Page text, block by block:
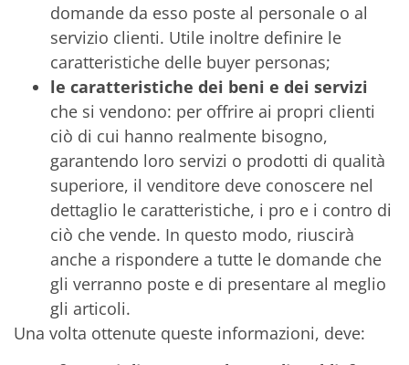
domande da esso poste al personale o al
servizio clienti. Utile inoltre definire le
caratteristiche delle buyer personas;
le caratteristiche dei beni e dei servizi
che si vendono: per offrire ai propri clienti
ciò di cui hanno realmente bisogno,
garantendo loro servizi o prodotti di qualità
superiore, il venditore deve conoscere nel
dettaglio le caratteristiche, i pro e i contro di
ciò che vende. In questo modo, riuscirà
anche a rispondere a tutte le domande che
gli verranno poste e di presentare al meglio
gli articoli.
Una volta ottenute queste informazioni, deve: